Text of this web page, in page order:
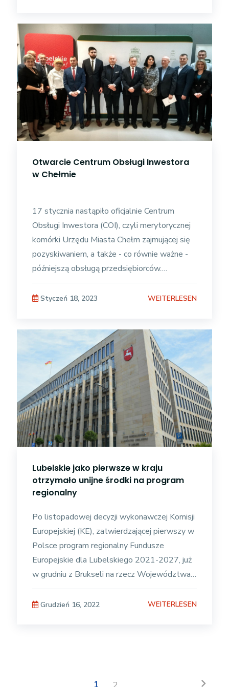
Otwarcie Centrum Obsługi Inwestora
w Chełmie
17 stycznia nastąpiło oficjalnie Centrum
Obsługi Inwestora (COI), czyli merytorycznej
komórki Urzędu Miasta Chełm zajmującej się
pozyskiwaniem, a także - co równie ważne -
późniejszą obsługą przedsiębiorców.
Wychodząc naprzeciw
Styczeń 18, 2023 WEITERLESEN
Lubelskie jako pierwsze w kraju
otrzymało unijne środki na program
regionalny
Po listopadowej decyzji wykonawczej Komisji
Europejskiej (KE), zatwierdzającej pierwszy w
Polsce program regionalny Fundusze
Europejskie dla Lubelskiego 2021-2027, już
w grudniu z Brukseli na rzecz Województwa
Lubelskiego trafiło blisko 33 mln euro
Grudzień 16, 2022 WEITERLESEN
chevron_right